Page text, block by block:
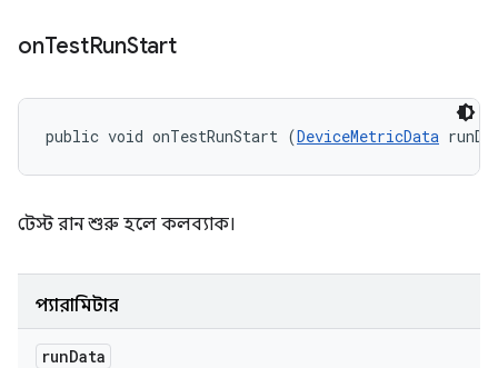
onTestRunStart
public void onTestRunStart (DeviceMetricData
টেস্ট রান শুরু হলে কলব্যাক।
প্যারামিটার
runData